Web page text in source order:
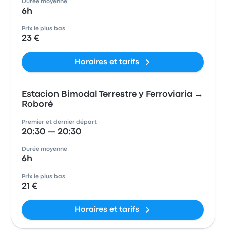
Durée moyenne
6h
Prix le plus bas
23 €
Horaires et tarifs
Estacion Bimodal Terrestre y Ferroviaria →
Roboré
Premier et dernier départ
20:30 — 20:30
Durée moyenne
6h
Prix le plus bas
21 €
Horaires et tarifs